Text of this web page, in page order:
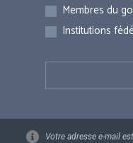
Membres du
Institutions
Votre adresse e-mail